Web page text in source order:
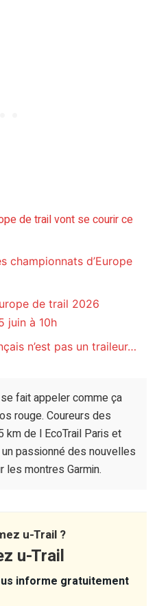
de trail vont se courir ce
championnats d’Europe
de trail 2026
juin à 10h
n’est pas un traileur…
fait appeler comme ça
rouge. Coureurs des
km de l EcoTrail Paris et
passionné des nouvelles
les montres Garmin.
u-Trail ?
u-Trail
informe gratuitement